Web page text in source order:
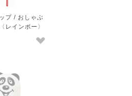
プ / おしゃぶ
レインボー〉